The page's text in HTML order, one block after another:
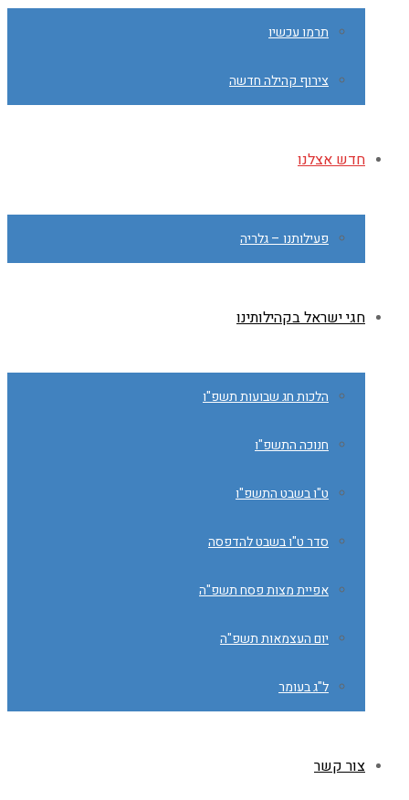
תרמו עכשיו
צירוף קהילה חדשה
חדש אצלנו
פעילותנו – גלריה
חגי ישראל בקהילותינו
הלכות חג שבועות תשפ"ו
חנוכה התשפ"ו
ט"ו בשבט התשפ"ו
סדר ט"ו בשבט להדפסה
אפיית מצות פסח תשפ"ה
יום העצמאות תשפ"ה
ל"ג בעומר
צור קשר